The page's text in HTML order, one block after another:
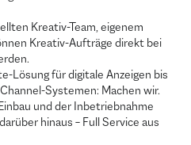
Kreativ-Team, eigenem
Kreativ-Aufträge direkt bei
Lösung für digitale Anzeigen bis
Systemen: Machen wir.
und der Inbetriebnahme
hinaus – Full Service aus